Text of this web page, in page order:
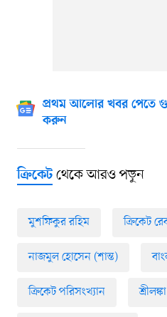
প্রথম আলোর খবর পেতে
করুন
ক্রিকেটথেকে আরও পড়ুন
মুশফিকুর রহিম ক্রিকেট
নাজমুল হোসেন (শান্ত)
ক্রিকেট পরিসংখ্যান